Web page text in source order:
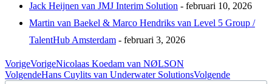
Jack Heijnen van JMJ Interim Solution - februari 10, 2026
Martin van Baekel & Marco Hendriks van Level 5 Group /
TalentHub Amsterdam - februari 3, 2026
VorigeVorigeNicolaas Koedam van NØLSON
VolgendeHans Cuylits van Underwater SolutionsVolgende